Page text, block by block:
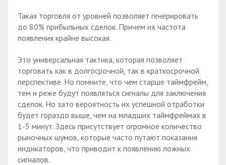
Такая торговля от уровней позволяет генерировать
до 80% прибыльных сделок. Причем их частота
появления крайне высокая.
Это универсальная тактика, которая позволяет
торговать как в долгосрочной, так в краткосрочной
перспективе. Но помните, что чем старше таймфрейм,
тем и реже будут появляться сигналы для заключения
сделок. Но зато вероятность их успешной отработки
будет гораздо выше, чем на младших таймфреймах в
1-5 минут. Здесь присутствует огромное количество
рыночных шумов, которые часто путают показания
индикаторов, что приводит к появлению ложных
сигналов.